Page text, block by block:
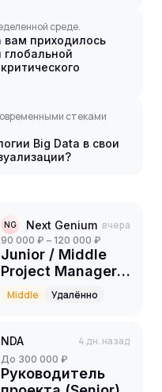
среде.
вам приходилось
глобальной
стеками
Big Data в свои
NG Next Genium вчера
90 000 ₽ – 120 000 ₽
Junior / Middle
Project Manager
(PR-
направление)
Middle Удалённо
NDA 4 дн. назад
до 300 000 ₽
Руководитель